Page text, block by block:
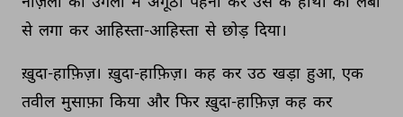
से लगा कर आहिस्ता-आहिस्ता से छोड़ दिया।
ख़ुदा-हाफ़िज़। ख़ुदा-हाफ़िज़। कह कर उठ खड़ा हुआ, एक
तवील मुसाफ़ा किया और फिर ख़ुदा-हाफ़िज़ कह कर